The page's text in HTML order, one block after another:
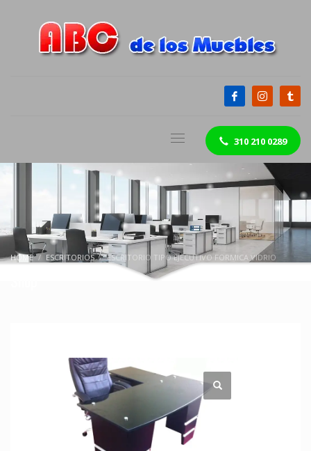
310 210 0289
HOME ESCRITORIOS ESCRITORIO TIPO EJECUTIVO FORMICA VIDRIO